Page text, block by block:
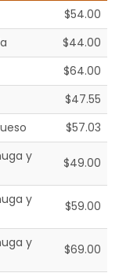
$54.00
$44.00
$64.00
$47.55
$57.03
y
$49.00
y
$59.00
y
$69.00